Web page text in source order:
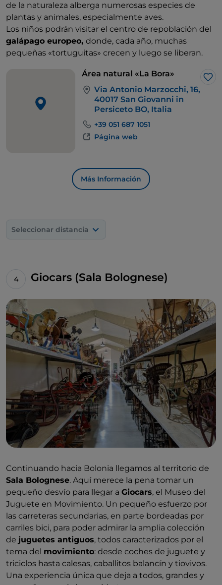
de la naturaleza alberga numerosas especies de
plantas y animales, especialmente aves.
Los niños podrán visitar el centro de repoblación del
galápago europeo, donde, cada año, muchas
pequeñas «tortuguitas» crecen y luego se liberan.
Área natural «La Bora»
Me
Via Antonio Marzocchi, 16,
40017 San Giovanni in
Persiceto BO, Italia
+39 051 687 1051
Página web
Más Información
Seleccionar distancia
Giocars (Sala Bolognese)
Continuando hacia Bolonia llegamos al territorio de
Sala Bolognese. Aquí merece la pena tomar un
pequeño desvío para llegar a Giocars, el Museo del
Juguete en Movimiento. Un pequeño esfuerzo por
las carreteras secundarias, en parte bordeadas por
carriles bici, para poder admirar la amplia colección
de juguetes antiguos, todos caracterizados por el
tema del movimiento: desde coches de juguete y
triciclos hasta calesas, caballitos balancín y tiovivos.
Una experiencia única que deja a todos, grandes y